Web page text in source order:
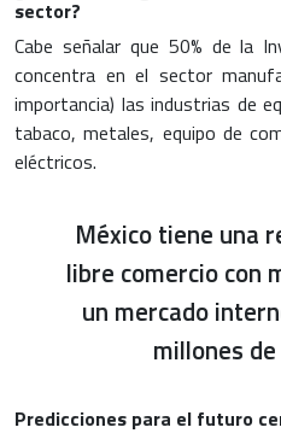
sector?
Cabe señalar que 50% de la
concentra en el sector
importancia) las industrias de
tabaco, metales, equipo de
eléctricos.
México tiene una
libre comercio con
un mercado
millones
Predicciones para el futuro